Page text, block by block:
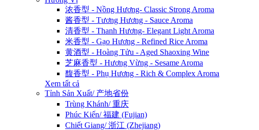
浓香型 - Nồng Hương- Classic Strong Aroma
酱香型 - Tương Hương - Sauce Aroma
清香型 - Thanh Hương- Elegant Light Aroma
米香型 - Gạo Hương - Refined Rice Aroma
黄酒型 - Hoàng Tửu - Aged Shaoxing Wine
芝麻香型 - Hương Vừng - Sesame Aroma
馥香型 - Phụ Hương - Rich & Complex Aroma
Xem tất cả
Tỉnh Sản Xuất/ 产地省份
Trùng Khánh/ 重庆
Phúc Kiến/ 福建 (Fujian)
Chiết Giang/ 浙江 (Zhejiang)